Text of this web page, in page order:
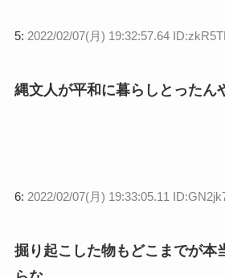
5: 2022/02/07(月) 19:32:57.64
縄文人が平和に暮らしとったん
6: 2022/02/07(月) 19:33:05.11
掘り起こした物もどこまでが本